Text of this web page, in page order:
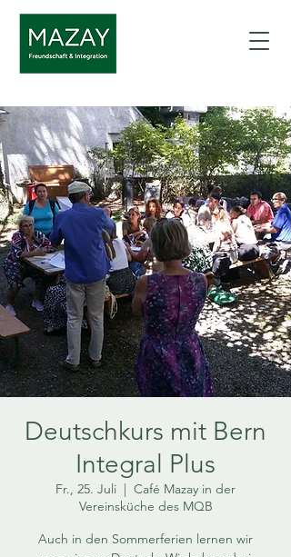
Deutschkurs mit Bern
Integral Plus
Fr., 25. Juli
  |
Café Mazay in der
Vereinsküche des MQB
Auch in den Sommerferien lernen wir